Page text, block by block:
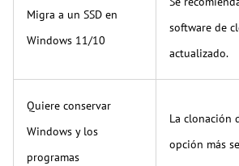
Migra a un SSD en
Windows 11/10
software de
actualizado.
Quiere conservar
Windows y los
programas
La clonación
opción más